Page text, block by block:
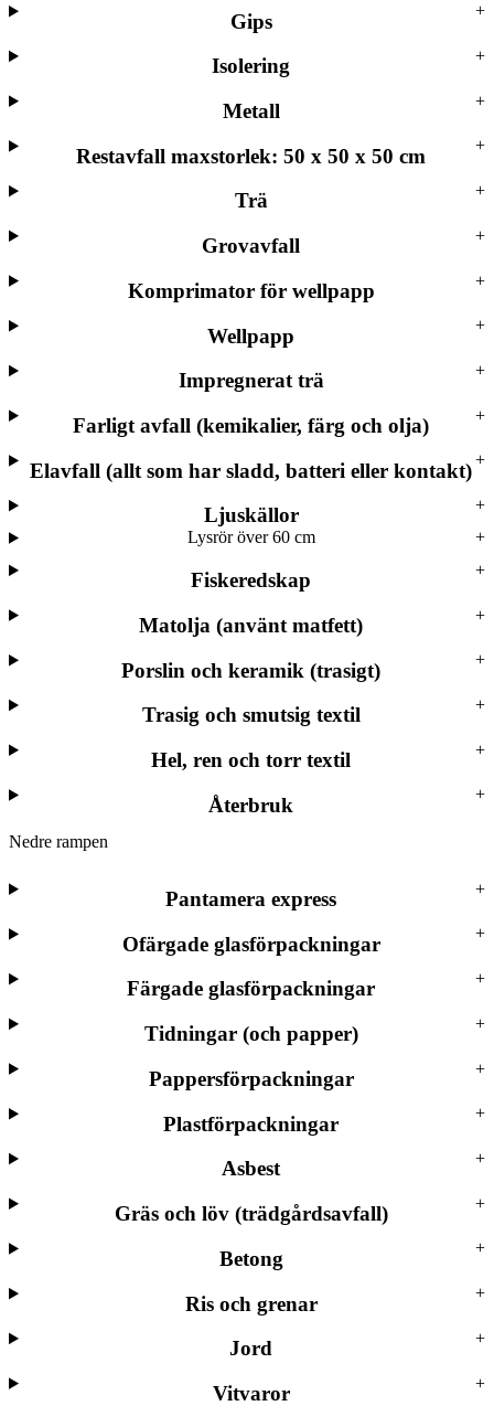
Gips
Isolering
Metall
Restavfall maxstorlek: 50 x 50 x 50 cm
Trä
Grovavfall
Komprimator för wellpapp
Wellpapp
Impregnerat trä
Farligt avfall (kemikalier, färg och olja)
Elavfall (allt som har sladd, batteri eller kontakt)
Ljuskällor
Lysrör över 60 cm
Fiskeredskap
Matolja (använt matfett)
Porslin och keramik (trasigt)
Trasig och smutsig textil
Hel, ren och torr textil
Återbruk
Nedre rampen
Pantamera express
Ofärgade glasförpackningar
Färgade glasförpackningar
Tidningar (och papper)
Pappersförpackningar
Plastförpackningar
Asbest
Gräs och löv (trädgårdsavfall)
Betong
Ris och grenar
Jord
Vitvaror